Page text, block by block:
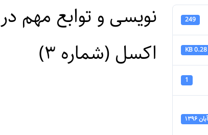
249
0.28 KB
1
نویسی و توابع مهم در
اکسل (شماره ۳)